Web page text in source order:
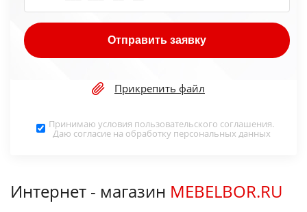
Отправить заявку
Прикрепить файл
Принимаю условия пользовательского соглашения.
Даю согласие на обработку персональных данных
Интернет - магазин MEBELBOR.RU